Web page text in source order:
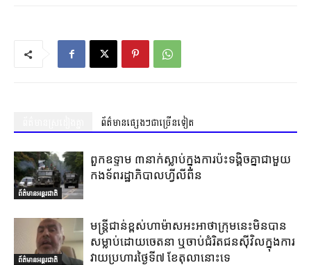
ព័ត៌មានផ្សេងៗជាច្រើនទៀត
ព័ត៌មានអន្តរជាតិ
ពួកឧទ្ទាម ៣នាក់ស្លាប់ក្នុងការប៉ះទង្គិចគ្នាជាមួយ
កងទ័ពរដ្ឋាភិបាលហ្វីលីពីន
ព័ត៌មានអន្តរជាតិ
មន្ត្រីជាន់ខ្ពស់ហាម៉ាសអះអាថាក្រុមនេះមិនបាន
សម្លាប់ដោយចេតនា ឬចាប់ជំរិតជនស៊ីវិលក្នុងការ
វាយប្រហារថ្ងៃទី៧ ខែតុលានោះទេ